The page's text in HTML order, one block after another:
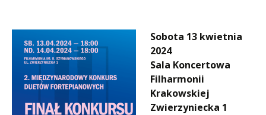
Sobota 13 kwietnia
2024
Sala Koncertowa
Filharmonii
Krakowskiej
Zwierzyniecka 1